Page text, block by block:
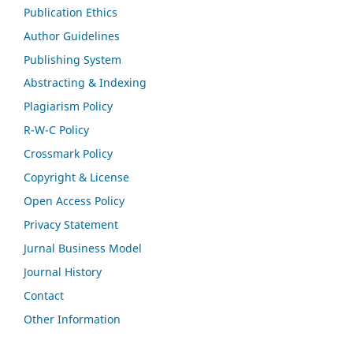
Publication Ethics
Author Guidelines
Publishing System
Abstracting & Indexing
Plagiarism Policy
R-W-C Policy
Crossmark Policy
Copyright & License
Open Access Policy
Privacy Statement
Jurnal Business Model
Journal History
Contact
Other Information